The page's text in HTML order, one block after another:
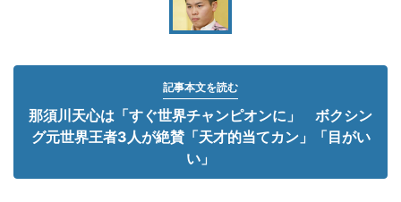
記事本文を読む
那須川天心は「すぐ世界チャンピオンに」 ボクシン
グ元世界王者3人が絶賛「天才的当てカン」「目がい
い」